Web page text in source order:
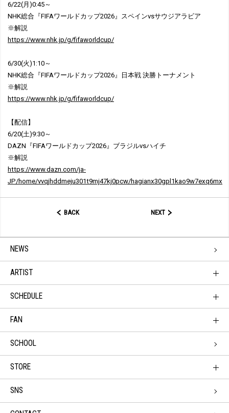
6/22(月)0:45～
NHK総合『FIFAワールドカップ2026』スペインvsサウジアラビア
※解説
https://www.nhk.jp/g/fifaworldcup/
6/30(火)1:10～
NHK総合『FIFAワールドカップ2026』日本戦 決勝トーナメント
※解説
https://www.nhk.jp/g/fifaworldcup/
【配信】
6/20(土)9:30～
DAZN『FIFAワールドカップ2026』ブラジルvsハイチ
※解説
https://www.dazn.com/ja-
JP/home/vvqjhddmeju301t9mj47kj0pcw/hagianx30gpl1kao9w7exq6mx
BACK NEXT
NEWS
ARTIST
SCHEDULE
FAN
SCHOOL
STORE
SNS